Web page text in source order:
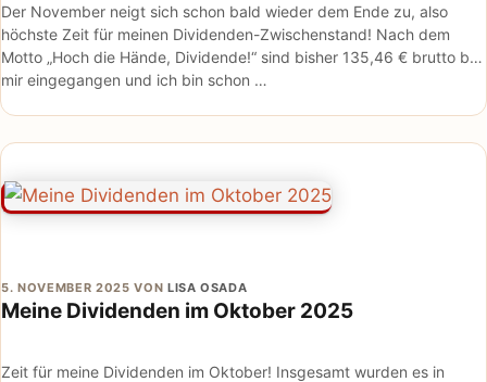
Der November neigt sich schon bald wieder dem Ende zu, also
höchste Zeit für meinen Dividenden-Zwischenstand! Nach dem
Motto „Hoch die Hände, Dividende!“ sind bisher 135,46 € brutto bei
mir eingegangen und ich bin schon …
Meine Dividenden im Oktober 2025
5. NOVEMBER 2025 VON LISA OSADA
Zeit für meine Dividenden im Oktober! Insgesamt wurden es in